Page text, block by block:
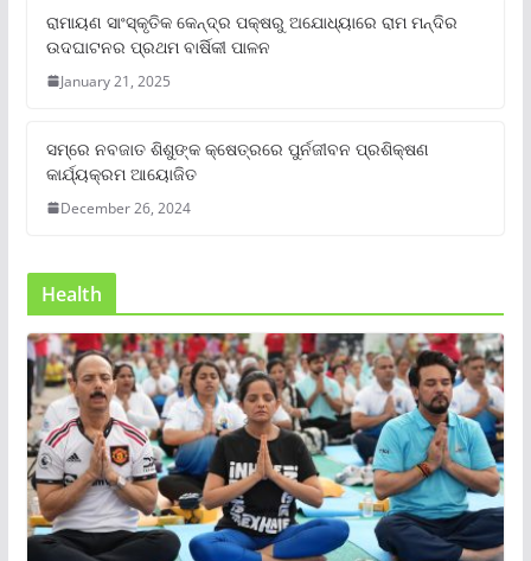
ରାମାୟଣ ସାଂସ୍କୃତିକ କେନ୍ଦ୍ର ପକ୍ଷରୁ ଅଯୋଧ୍ୟାରେ ରାମ ମନ୍ଦିର
ଉଦଘାଟନର ପ୍ରଥମ ବାର୍ଷିକୀ ପାଳନ
January 21, 2025
ସମ୍‌ରେ ନବଜାତ ଶିଶୁଙ୍କ କ୍ଷେତ୍ରରେ ପୁର୍ନଜୀବନ ପ୍ରଶିକ୍ଷଣ
କାର୍ଯ୍ୟକ୍ରମ ଆୟୋଜିତ
December 26, 2024
Health